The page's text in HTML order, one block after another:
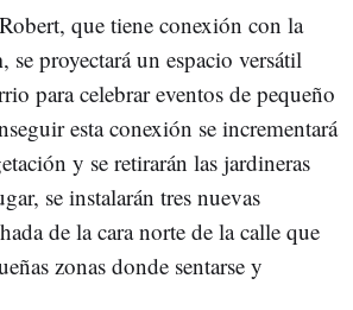
que tiene conexión con la
, se proyectará un espacio versátil
para celebrar eventos de pequeño
esta conexión se incrementará
y se retirarán las jardineras
se instalarán tres nuevas
de la cara norte de la calle que
zonas donde sentarse y